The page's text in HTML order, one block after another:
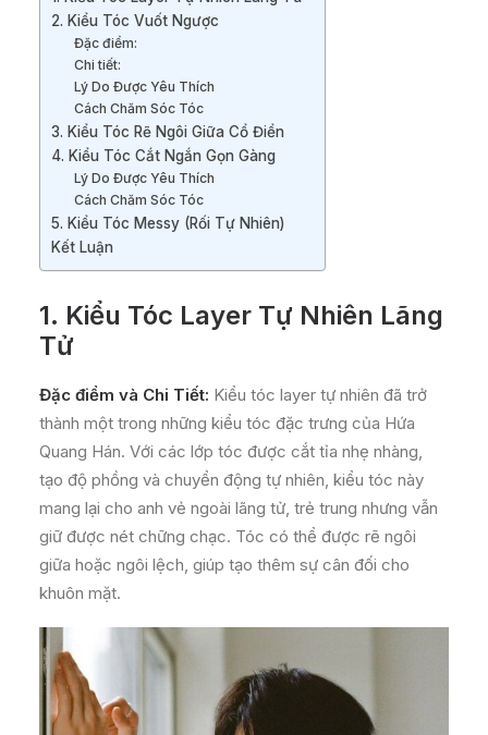
2. Kiểu Tóc Vuốt Ngược
Đặc điểm:
Chi tiết:
Lý Do Được Yêu Thích
Cách Chăm Sóc Tóc
3. Kiểu Tóc Rẽ Ngôi Giữa Cổ Điển
4. Kiểu Tóc Cắt Ngắn Gọn Gàng
Lý Do Được Yêu Thích
Cách Chăm Sóc Tóc
5. Kiểu Tóc Messy (Rối Tự Nhiên)
Kết Luận
1. Kiểu Tóc Layer Tự Nhiên Lãng
Tử
Đặc điểm và Chi Tiết: Kiểu tóc layer tự nhiên đã trở
thành một trong những kiểu tóc đặc trưng của Hứa
Quang Hán. Với các lớp tóc được cắt tỉa nhẹ nhàng,
tạo độ phồng và chuyển động tự nhiên, kiểu tóc này
mang lại cho anh vẻ ngoài lãng tử, trẻ trung nhưng vẫn
giữ được nét chững chạc. Tóc có thể được rẽ ngôi
giữa hoặc ngôi lệch, giúp tạo thêm sự cân đối cho
khuôn mặt.